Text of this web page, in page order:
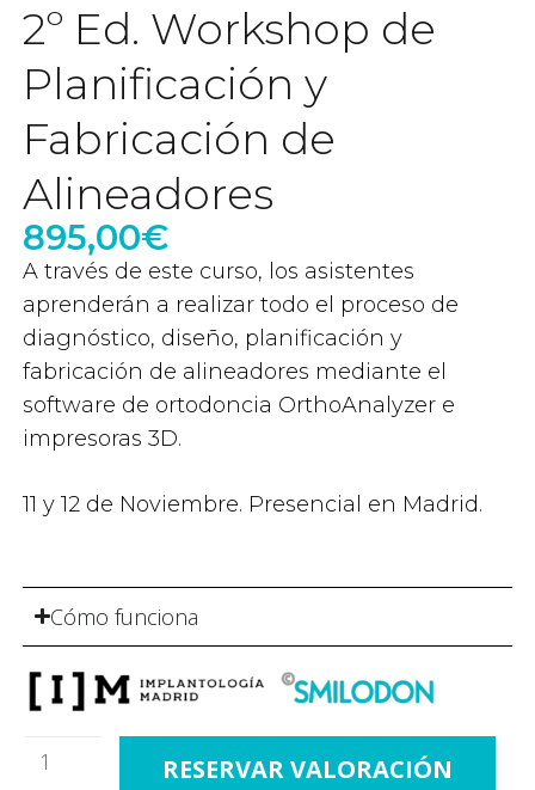
2º Ed. Workshop de
Planificación y
Fabricación de
Alineadores
895,00€
A través de este curso, los asistentes
aprenderán a realizar todo el proceso de
diagnóstico, diseño, planificación y
fabricación de alineadores mediante el
software de ortodoncia OrthoAnalyzer e
impresoras 3D.
11 y 12 de Noviembre. Presencial en Madrid.
Cómo funciona
RESERVAR VALORACIÓN